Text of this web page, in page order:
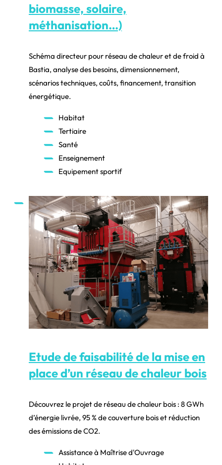
biomasse, solaire,
méthanisation…)
Schéma directeur pour réseau de chaleur et de froid à
Bastia, analyse des besoins, dimensionnement,
scénarios techniques, coûts, financement, transition
énergétique.
Habitat
Tertiaire
Santé
Enseignement
Equipement sportif
Etude de faisabilité de la mise en
place d’un réseau de chaleur bois
Découvrez le projet de réseau de chaleur bois : 8 GWh
d’énergie livrée, 95 % de couverture bois et réduction
des émissions de CO2.
Assistance à Maîtrise d'Ouvrage